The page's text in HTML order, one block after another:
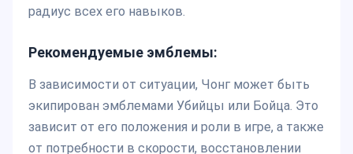
радиус всех его навыков.
Рекомендуемые эмблемы:
В зависимости от ситуации, Чонг может быть
экипирован эмблемами Убийцы или Бойца. Это
зависит от его положения и роли в игре, а также
от потребности в скорости, восстановлении